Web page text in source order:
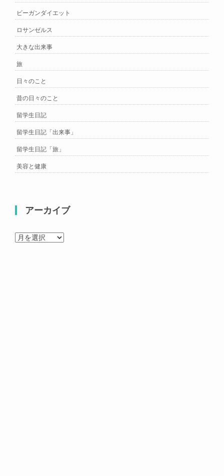
ビーガンダイエット
ロサンゼルス
大きな出来事
旅
日々のこと
昔の日々のこと
留学生日記
留学生日記「出来事」
留学生日記「旅」
美容と健康
アーカイブ
ア